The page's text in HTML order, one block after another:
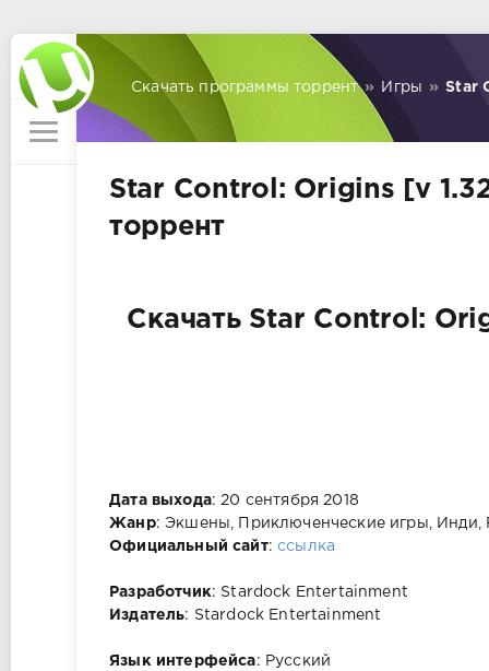
Скачать программы торрент » Игры » Star
Star Control: Origins [v
торрент
Скачать Star Control:
Дата выхода: 20 сентября 2018
Жанр: Экшены, Приключенческие игры, Инди,
Официальный сайт:ссылка
Разработчик: Stardock Entertainment
Издатель: Stardock Entertainment
Язык интерфейса: Русский